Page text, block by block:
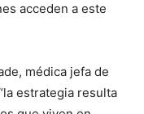
acceden a este
médica jefa de
estrategia resulta